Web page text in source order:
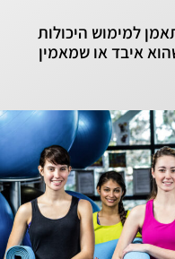
למימוש היכולות
איבד או שמאמין